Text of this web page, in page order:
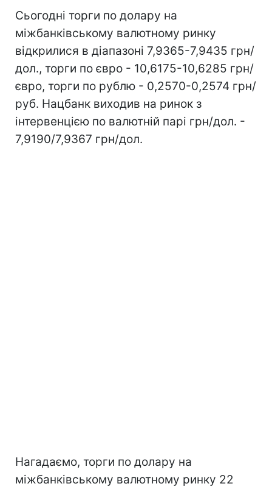
Сьогодні торги по долару на
міжбанківському валютному ринку
відкрилися в діапазоні 7,9365-7,9435 грн/
дол., торги по євро - 10,6175-10,6285 грн/
євро, торги по рублю - 0,2570-0,2574 грн/
руб. Нацбанк виходив на ринок з
інтервенцією по валютній парі грн/дол. -
7,9190/7,9367 грн/дол.
Нагадаємо, торги по долару на
міжбанківському валютному ринку 22